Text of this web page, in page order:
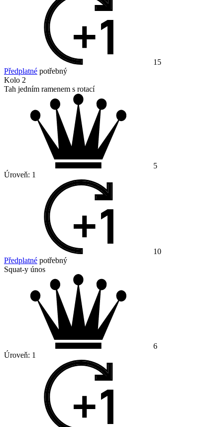
15
Předplatné potřebný
Kolo 2
Tah jedním ramenem s rotací
5
Úroveň: 1
10
Předplatné potřebný
Squat-y únos
6
Úroveň: 1